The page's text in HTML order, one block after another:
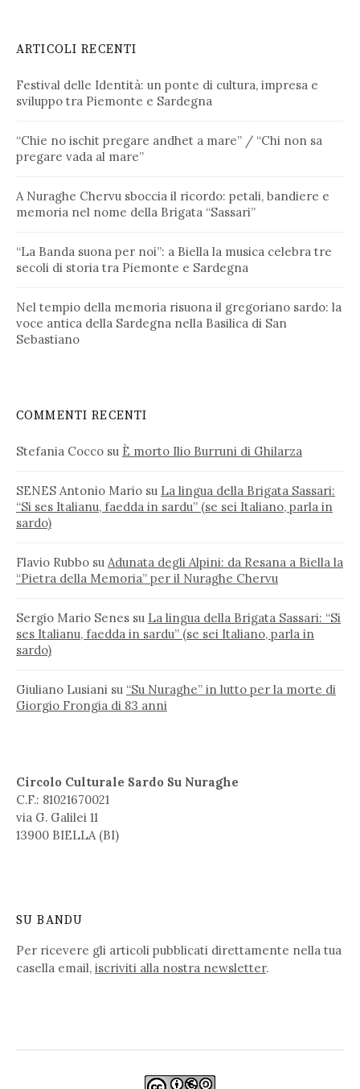
ARTICOLI RECENTI
Festival delle Identità: un ponte di cultura, impresa e
sviluppo tra Piemonte e Sardegna
“Chie no ischit pregare andhet a mare” / “Chi non sa
pregare vada al mare”
A Nuraghe Chervu sboccia il ricordo: petali, bandiere e
memoria nel nome della Brigata “Sassari”
“La Banda suona per noi”: a Biella la musica celebra tre
secoli di storia tra Piemonte e Sardegna
Nel tempio della memoria risuona il gregoriano sardo: la
voce antica della Sardegna nella Basilica di San
Sebastiano
COMMENTI RECENTI
Stefania Cocco su È morto Ilio Burruni di Ghilarza
SENES Antonio Mario su La lingua della Brigata Sassari:
“Si ses Italianu, faedda in sardu” (se sei Italiano, parla in
sardo)
Flavio Rubbo su Adunata degli Alpini: da Resana a Biella la
“Pietra della Memoria” per il Nuraghe Chervu
Sergio Mario Senes su La lingua della Brigata Sassari: “Si
ses Italianu, faedda in sardu” (se sei Italiano, parla in
sardo)
Giuliano Lusiani su “Su Nuraghe” in lutto per la morte di
Giorgio Frongia di 83 anni
Circolo Culturale Sardo Su Nuraghe
C.F.: 81021670021
via G. Galilei 11
13900 BIELLA (BI)
SU BANDU
Per ricevere gli articoli pubblicati direttamente nella tua
casella email, iscriviti alla nostra newsletter.